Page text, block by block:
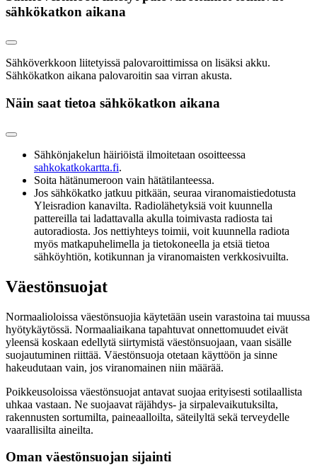
sähkökatkon aikana
Sähköverkkoon liitetyissä palovaroittimissa on lisäksi akku.
Sähkökatkon aikana palovaroitin saa virran akusta.
Näin saat tietoa sähkökatkon aikana
Sähkönjakelun häiriöistä ilmoitetaan osoitteessa
sahkokatkokartta.fi.
Soita hätänumeroon vain hätätilanteessa.
Jos sähkökatko jatkuu pitkään, seuraa viranomaistiedotusta
Yleisradion kanavilta. Radiolähetyksiä voit kuunnella
pattereilla tai ladattavalla akulla toimivasta radiosta tai
autoradiosta. Jos nettiyhteys toimii, voit kuunnella radiota
myös matkapuhelimella ja tietokoneella ja etsiä tietoa
sähköyhtiön, kotikunnan ja viranomaisten verkkosivuilta.
Väestönsuojat
Normaalioloissa väestönsuojia käytetään usein varastoina tai muussa
hyötykäytössä. Normaaliaikana tapahtuvat onnettomuudet eivät
yleensä koskaan edellytä siirtymistä väestönsuojaan, vaan sisälle
suojautuminen riittää. Väestönsuoja otetaan käyttöön ja sinne
hakeudutaan vain, jos viranomainen niin määrää.
Poikkeusoloissa väestönsuojat antavat suojaa erityisesti sotilaallista
uhkaa vastaan. Ne suojaavat räjähdys- ja sirpalevaikutuksilta,
rakennusten sortumilta, paineaalloilta, säteilyltä sekä terveydelle
vaarallisilta aineilta.
Oman väestönsuojan sijainti